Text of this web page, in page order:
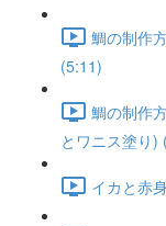
鯛の制作
(5:11)
鯛の制作
とワニス塗り)
イカと赤